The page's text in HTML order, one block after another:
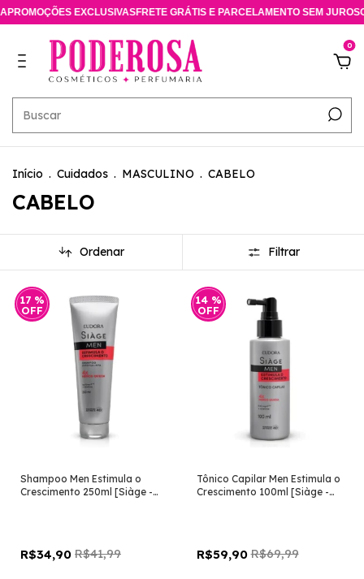
EXCLUSIVAS FRETE GRÁTIS E PARCELAMENTO SEM JUROS
0
Início . Cuidados . MASCULINO . CABELO
CABELO
Ordenar Filtrar
17 %
OFF
Shampoo Men Estimula o
Crescimento 250ml [Siàge -
R$34,90 R$41,99
14 %
OFF
Tônico Capilar Men Estimula o
Crescimento 100ml [Siàge -
R$59,90 R$69,99